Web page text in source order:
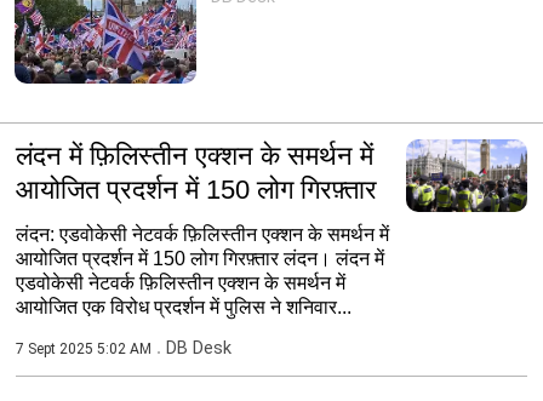
लंदन में फ़िलिस्तीन एक्शन के समर्थन में
आयोजित प्रदर्शन में 150 लोग गिरफ़्तार
लंदन: एडवोकेसी नेटवर्क फ़िलिस्तीन एक्शन के समर्थन में
आयोजित प्रदर्शन में 150 लोग गिरफ़्तार लंदन। लंदन में
एडवोकेसी नेटवर्क फ़िलिस्तीन एक्शन के समर्थन में
आयोजित एक विरोध प्रदर्शन में पुलिस ने शनिवार...
7 Sept 2025 5:02 AM DB Desk